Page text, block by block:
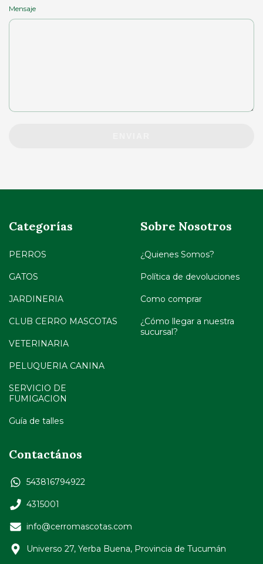
Mensaje
Categorías
PERROS
GATOS
JARDINERIA
CLUB CERRO MASCOTAS
VETERINARIA
PELUQUERIA CANINA
SERVICIO DE
FUMIGACION
Guía de talles
Sobre Nosotros
¿Quienes Somos?
Política de devoluciones
Como comprar
¿Cómo llegar a nuestra
sucursal?
Contactános
543816794922
4315001
info@cerromascotas.com
Universo 27, Yerba Buena, Provincia de Tucumán